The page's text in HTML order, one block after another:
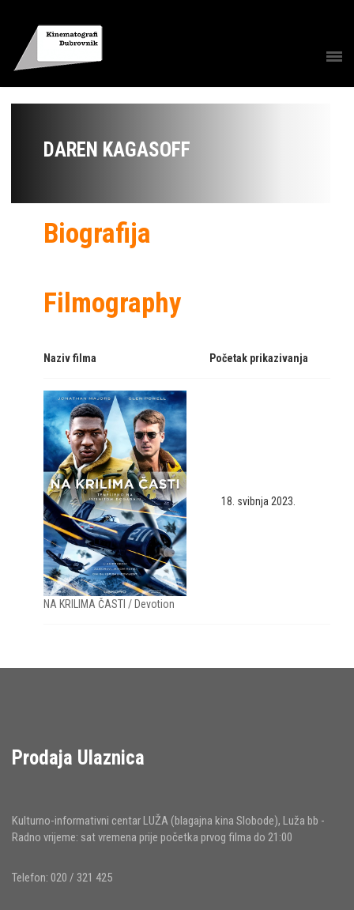
DAREN KAGASOFF
Biografija
Filmography
Naziv filma Početak prikazivanja
NA KRILIMA ČASTI / Devotion
18. svibnja 2023.
Prodaja Ulaznica
Kulturno-informativni centar LUŽA (blagajna kina Slobode), Luža bb -
Radno vrijeme: sat vremena prije početka prvog filma do 21:00
Telefon: 020 / 321 425